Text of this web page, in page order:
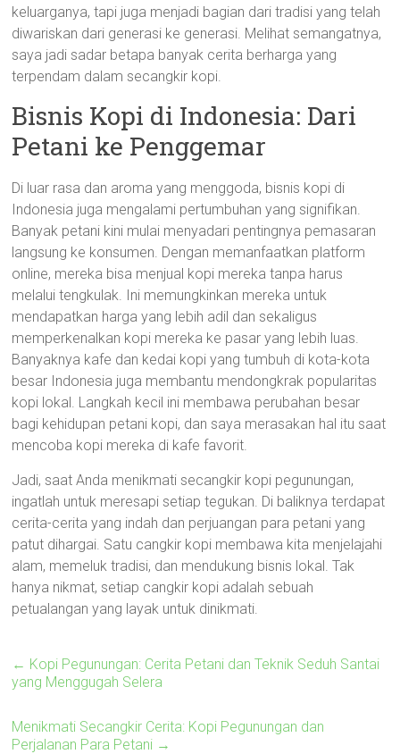
keluarganya, tapi juga menjadi bagian dari tradisi yang telah
diwariskan dari generasi ke generasi. Melihat semangatnya,
saya jadi sadar betapa banyak cerita berharga yang
terpendam dalam secangkir kopi.
Bisnis Kopi di Indonesia: Dari
Petani ke Penggemar
Di luar rasa dan aroma yang menggoda, bisnis kopi di
Indonesia juga mengalami pertumbuhan yang signifikan.
Banyak petani kini mulai menyadari pentingnya pemasaran
langsung ke konsumen. Dengan memanfaatkan platform
online, mereka bisa menjual kopi mereka tanpa harus
melalui tengkulak. Ini memungkinkan mereka untuk
mendapatkan harga yang lebih adil dan sekaligus
memperkenalkan kopi mereka ke pasar yang lebih luas.
Banyaknya kafe dan kedai kopi yang tumbuh di kota-kota
besar Indonesia juga membantu mendongkrak popularitas
kopi lokal. Langkah kecil ini membawa perubahan besar
bagi kehidupan petani kopi, dan saya merasakan hal itu saat
mencoba kopi mereka di kafe favorit.
Jadi, saat Anda menikmati secangkir kopi pegunungan,
ingatlah untuk meresapi setiap tegukan. Di baliknya terdapat
cerita-cerita yang indah dan perjuangan para petani yang
patut dihargai. Satu cangkir kopi membawa kita menjelajahi
alam, memeluk tradisi, dan mendukung bisnis lokal. Tak
hanya nikmat, setiap cangkir kopi adalah sebuah
petualangan yang layak untuk dinikmati.
← Kopi Pegunungan: Cerita Petani dan Teknik Seduh Santai
yang Menggugah Selera
Menikmati Secangkir Cerita: Kopi Pegunungan dan
Perjalanan Para Petani →